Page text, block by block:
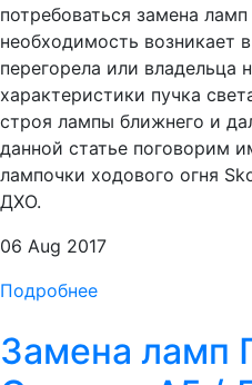
потребоваться замена
необходимость возникает
перегорела или владельца
характеристики пучка
строя лампы ближнего и
данной статье поговорим
лампочки ходового огня
ДХО.
06 Aug 2017
Подробнее
Замена ламп